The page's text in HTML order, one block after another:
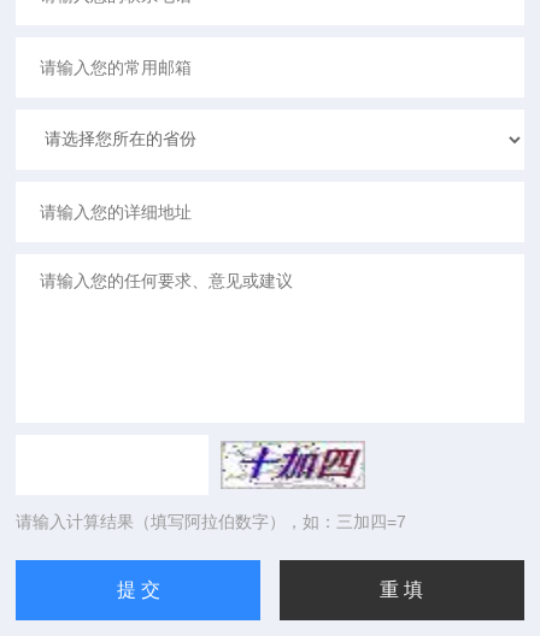
请输入计算结果（填写阿拉伯数字），如：三加四=7